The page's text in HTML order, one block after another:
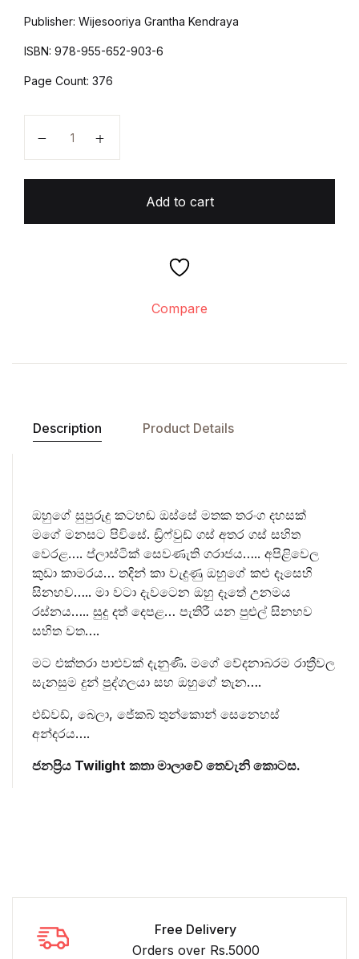
Publisher: Wijesooriya Grantha Kendraya
ISBN: 978-955-652-903-6
Page Count: 376
Add to cart
Compare
Description Product Details
ඔහුගේ සුපුරුදු කටහඬ ඔස්සේ මතක තරංග දහසක්
මගේ මනසට පිවිසේ. ඩ්‍රිෆ්වුඩ් ගස් අතර ගස් සහිත
වෙරළ…. ප්ලාස්ටික් සෙවණැති ගරාජය….. අපිළිවෙල
කුඩා කාමරය… තදින් කා වැදුණු ඔහුගේ කළු දෑසෙහි
සිනහව….. මා වටා දැවටෙන ඔහු දෑතේ උනමය
රස්නය….. සුදු දත් දෙපළ… පැතිරී යන පුළුල් සිනහව
සහිත වත….
මට එක්තරා පාළුවක් දැනුණි. මගේ වේදනාබරම රාත්‍රීවල
සැනසුම දුන් පුද්ගලයා සහ ඔහුගේ තැන….
එඩ්වඩ්, බෙලා, ජේකබ් තුන්කොන් සෙනෙහස්
අන්දරය….
ජනප්‍රිය Twilight කතා මාලාවේ තෙවැනි කොටස.
Free Delivery
Orders over Rs.5000